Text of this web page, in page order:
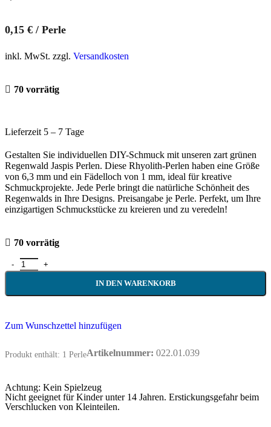
0,15 € / Perle
inkl. MwSt. zzgl. Versandkosten
70 vorrätig
Lieferzeit 5 – 7 Tage
Gestalten Sie individuellen DIY-Schmuck mit unseren zart grünen
Regenwald Jaspis Perlen. Diese Rhyolith-Perlen haben eine Größe
von 6,3 mm und ein Fädelloch von 1 mm, ideal für kreative
Schmuckprojekte. Jede Perle bringt die natürliche Schönheit des
Regenwalds in Ihre Designs. Preisangabe je Perle. Perfekt, um Ihre
einzigartigen Schmuckstücke zu kreieren und zu veredeln!
70 vorrätig
IN DEN WARENKORB
Zum Wunschzettel hinzufügen
Produkt enthält: 1 PerleArtikelnummer: 022.01.039
Achtung: Kein Spielzeug
Nicht geeignet für Kinder unter 14 Jahren. Erstickungsgefahr beim
Verschlucken von Kleinteilen.